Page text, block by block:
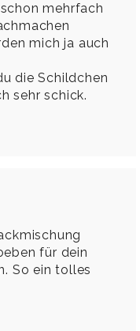
mehrfach
mich ja auch
die Schildchen
sehr schick.
für dein
So ein tolles